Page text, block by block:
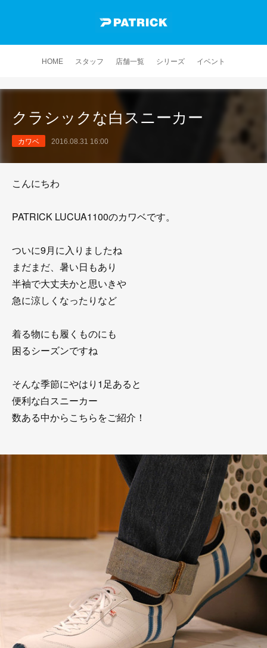
HOME スタッフ 店舗一覧 シリーズ イベント
クラシックな白スニーカー
カワベ 2016.08.31 16:00
こんにちわ
PATRICK LUCUA1100のカワベです。
ついに9月に入りましたね
まだまだ、暑い日もあり
半袖で大丈夫かと思いきや
急に涼しくなったりなど
着る物にも履くものにも
困るシーズンですね
そんな季節にやはり1足あると
便利な白スニーカー
数ある中からこちらをご紹介！